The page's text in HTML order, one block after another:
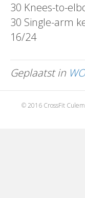
30 Knees-to-
30 Single-arm
16/24
Geplaatst in
© 2016 CrossFit